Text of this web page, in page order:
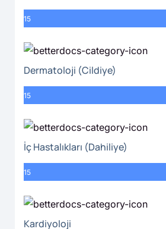
15
Dermatoloji (Cildiye)
15
İç Hastalıkları (Dahiliye)
15
Kardiyoloji